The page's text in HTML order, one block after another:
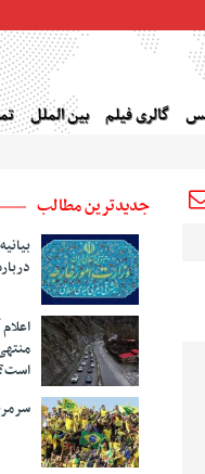
گالری فیلم بین الملل
جدیدترین مطالب